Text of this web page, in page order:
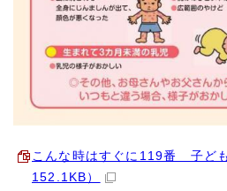
こんな時はすぐに119番 子ど
152.1KB）